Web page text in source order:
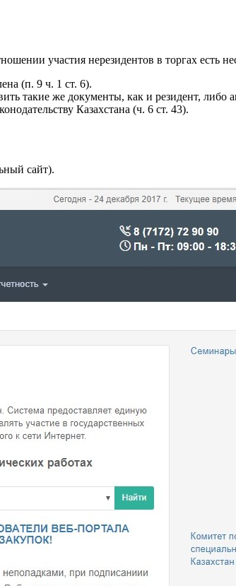
участия нерезидентов в торгах есть
(п. 9 ч. 1 ст. 6).
такие же документы, как и резидент, либо
Казахстана (ч. 6 ст. 43).
сайт).